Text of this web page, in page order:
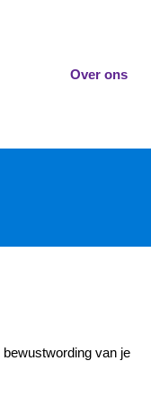
Over ons
van je